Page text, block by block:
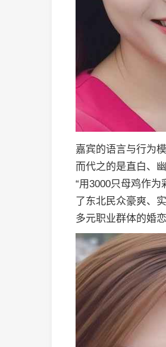
嘉宾的语言与行为
而代之的是直白、
“用3000只母鸡作
了东北民众豪爽、
多元职业群体的婚